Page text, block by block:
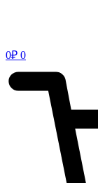
0₽ 0